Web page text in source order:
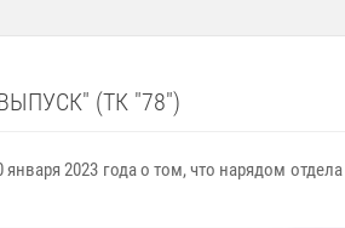
(ТК "78")
2023 года о том, что нарядом